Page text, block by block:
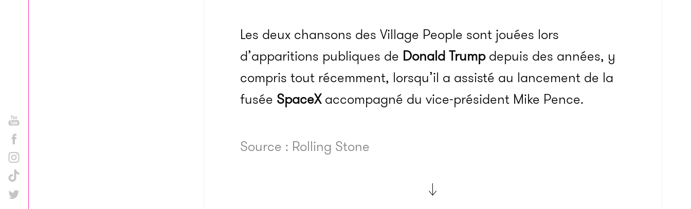
Les deux chansons des Village People sont jouées lors
d’apparitions publiques de Donald Trumpdepuis des années, y
compris tout récemment, lorsqu’il a assisté au lancement de la
fusée SpaceXaccompagné du vice-président Mike Pence.
Source : Rolling Stone